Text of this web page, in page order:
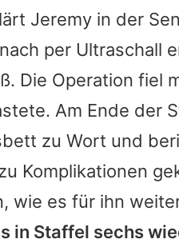
Jeremy in der
per Ultraschall
Die Operation fiel
Am Ende der
zu Wort und
Komplikationen
wie es für ihn
in Staffel sechs